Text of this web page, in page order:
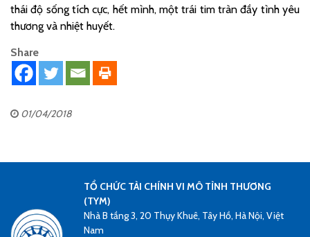
thái độ sống tích cực, hết mình, một trái tim tràn đầy tình yêu
thương và nhiệt huyết.
Share
01/04/2018
TỔ CHỨC TÀI CHÍNH VI MÔ TÌNH THƯƠNG
(TYM)
Nhà B tầng 3, 20 Thụy Khuê, Tây Hồ, Hà Nội, Việt
Nam